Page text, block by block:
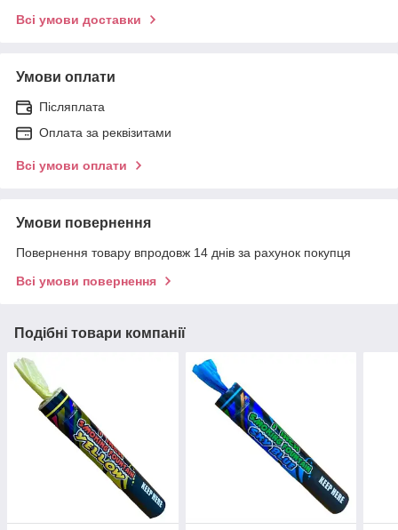
Всі умови доставки
Умови оплати
Післяплата
Оплата за реквізитами
Всі умови оплати
Умови повернення
Повернення товару впродовж 14 днів за рахунок покупця
Всі умови повернення
Подібні товари компанії